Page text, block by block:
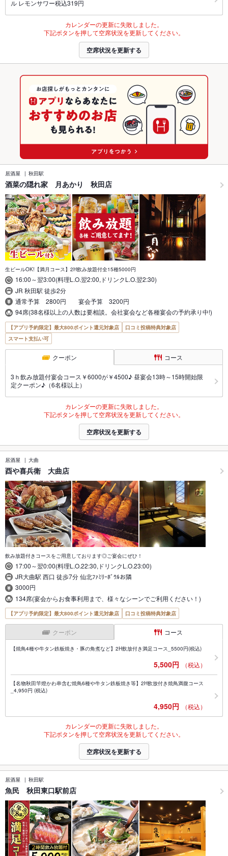
ル レモンサワー税込319円
カレンダーの更新に失敗しました。
下記ボタンを押して空席状況を更新してください。
空席状況を更新する
居酒屋 秋田駅
酒菜の隠れ家 月あかり 秋田店
生ビールOK!【満月コース】2H飲み放題付全15種5000円
16:00～翌3:00(料理L.O.翌2:00,ドリンクL.O.翌2:30)
JR 秋田駅 徒歩2分
通常予算 2800円 宴会予算 3200円
94席(38名様以上の人数は要相談。会社宴会など各種宴会の予約承り中!)
【アプリ予約限定】最大800ポイント還元対象店
口コミ投稿特典対象店
スマート支払い可
クーポン コース
3ｈ飲み放題付宴会コース￥6000が￥4500♪ 昼宴会13時～15時開始限
定クーポン♪（6名様以上）
カレンダーの更新に失敗しました。
下記ボタンを押して空席状況を更新してください。
空席状況を更新する
居酒屋 大曲
酉や喜兵衛 大曲店
飲み放題付きコースをご用意しております◎ご宴会にぜひ！
17:00～翌0:00(料理L.O.22:30,ドリンクL.O.23:00)
JR大曲駅 西口 徒歩7分 仙北ﾌｧﾐﾘｰﾎﾞｳﾙお隣
3000円
134席(宴会からお食事利用まで、様々なシーンでご利用ください！)
【アプリ予約限定】最大800ポイント還元対象店 口コミ投稿特典対象店
クーポン コース
【焼鳥4種や牛タン鉄板焼き・豚の角煮など】2H飲放付き満足コース_5500円(税込)
5,500円 （税込）
【名物秋田竿燈かわ串含む焼鳥6種や牛タン鉄板焼き等】2H飲放付き焼鳥満腹コース
_4,950円 (税込)
4,950円 （税込）
カレンダーの更新に失敗しました。
下記ボタンを押して空席状況を更新してください。
空席状況を更新する
居酒屋 秋田駅
魚民 秋田東口駅前店